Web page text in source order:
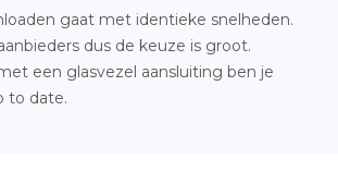
gaat met identieke snelheden.
dus de keuze is groot.
een glasvezel aansluiting ben je
to date.